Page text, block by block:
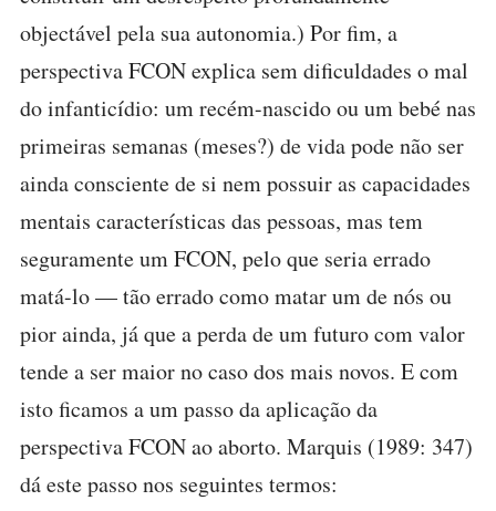
objectável pela sua autonomia.) Por fim, a
perspectiva FCON explica sem dificuldades o mal
do infanticídio: um recém-nascido ou um bebé nas
primeiras semanas (meses?) de vida pode não ser
ainda consciente de si nem possuir as capacidades
mentais características das pessoas, mas tem
seguramente um FCON, pelo que seria errado
matá-lo — tão errado como matar um de nós ou
pior ainda, já que a perda de um futuro com valor
tende a ser maior no caso dos mais novos. E com
isto ficamos a um passo da aplicação da
perspectiva FCON ao aborto. Marquis (1989: 347)
dá este passo nos seguintes termos: